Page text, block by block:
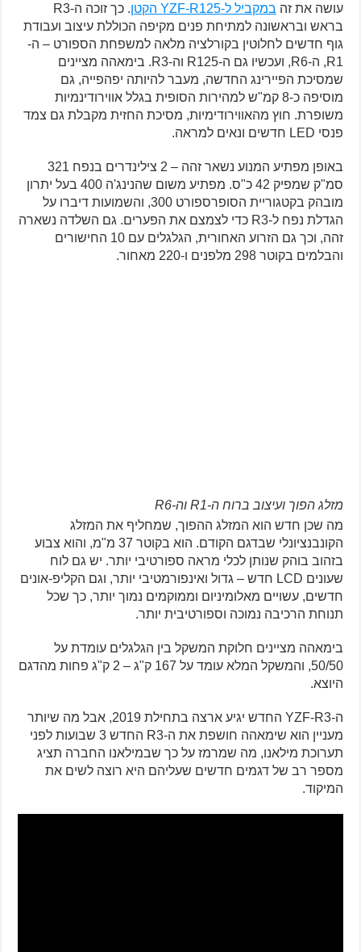
עושה את זה במקביל ל-YZF-R125 הקטן
. כך זוכה ה-R3
בראש ובראשונה למתיחת פנים מקיפה הכוללת עיצוב ועבודת
גוף חדשים לחלוטין בקורלציה מלאה למשפחת הספורט – ה-
R1, ה-R6, ועכשיו גם ה-R125 וה-R3. בימאהה מציינים
שמסיכת הפיירינג החדשה, מעבר להיותה יפהפייה, גם
מוסיפה כ-8 קמ"ש למהירות הסופית בגלל אווירודינמיות
משופרת. חוץ מהאווירודימיות, מסיכת החזית מקבלת גם צמד
פנסי LED חדשים ונאים למראה.
באופן מפתיע המנוע נשאר זהה – 2 צילינדרים בנפח 321
סמ"ק שמפיק 42 כ"ס. מפתיע משום שהנינג'ה 400 בעל יתרון
מובהק בקטגוריית הסופרספורט 300, והשמועות דיברו על
הגדלת נפח ל-R3 כדי לצמצם את הפערים. גם השלדה נשארה
זהה, וכך גם הזרוע האחורית, הגלגלים עם 10 החישורים
והבלמים בקוטר 298 מלפנים ו-220 מאחור.
מזלג הפוך ועיצוב ברוח ה-R1 וה-R6
מה שכן חדש הוא המזלג ההפוך, שמחליף את המזלג
הקונבנציונלי שבדגם הקודם. הוא בקוטר 37 מ"מ, והוא צבוע
בזהוב בוהק שנותן לכלי מראה ספורטיבי יותר. יש גם לוח
שעונים LCD חדש – גדול ואינפורמטיבי יותר, וגם הקליפ-אונים
חדשים, עשויים מאלומיניום וממוקמים נמוך יותר, כך שכל
תנוחת הרכיבה נמוכה וספורטיבית יותר.
בימאהה מציינים חלוקת המשקל בין הגלגלים עומדת על
50/50, והמשקל המלא עומד על 167 ק"ג – 2 ק"ג פחות מהדגם
היוצא.
ה-YZF-R3 החדש יגיע ארצה בתחילת 2019, אבל מה שיותר
מעניין הוא שימאהה חושפת את ה-R3 החדש 3 שבועות לפני
תערוכת מילאנו, מה שמרמז על כך שבמילאנו החברה תציג
מספר רב של דגמים חדשים שעליהם היא רוצה לשים את
המיקוד.